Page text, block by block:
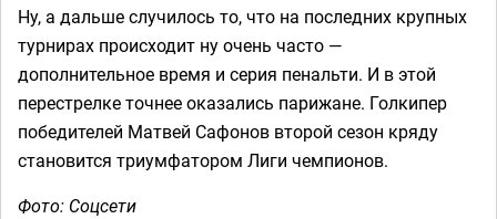
Ну, а дальше случилось то, что на последних крупных
турнирах происходит ну очень часто —
дополнительное время и серия пенальти. И в этой
перестрелке точнее оказались парижане. Голкипер
победителей Матвей Сафонов второй сезон кряду
становится триумфатором Лиги чемпионов.
Фото: Соцсети